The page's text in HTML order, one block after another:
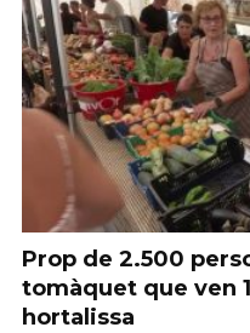
Prop de 2.500
tomàquet que ven
hortalissa